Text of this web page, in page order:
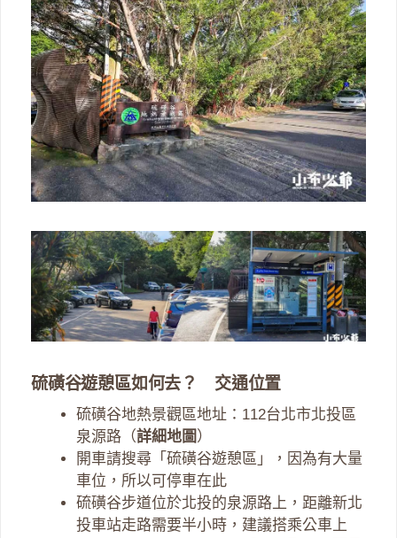
硫磺谷遊憩區如何去？ 交通位置
硫磺谷地熱景觀區地址：112台北市北投區
泉源路（詳細地圖）
開車請搜尋「硫磺谷遊憩區」，因為有大量
車位，所以可停車在此
硫磺谷步道位於北投的泉源路上，距離新北
投車站走路需要半小時，建議搭乘公車上